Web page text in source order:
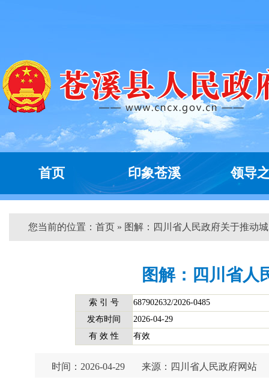
首页 印象苍溪 领导
您当前的位置： 首页 » 图解：四川省人民政府关于推动
图解：四川省人
索 引 号
687902632/2026-0485
发布时间
2026-04-29
有 效 性
有效
时间：2026-04-29 来源：四川省人民政府网站